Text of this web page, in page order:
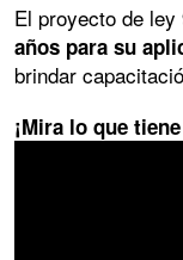
El proyecto de
años para su
brindar
¡Mira lo que